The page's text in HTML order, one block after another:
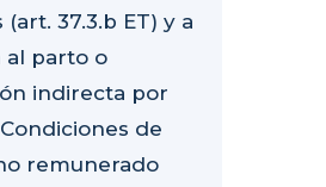
37.3.b ET) y a
al parto o
indirecta por
de
remunerado